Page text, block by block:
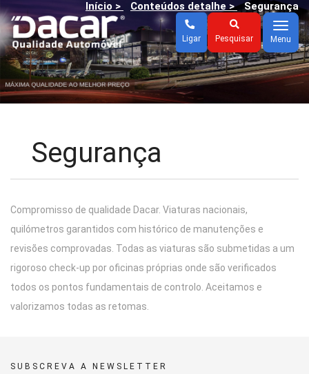
Pesquisar
Ligar
Menu
Menu
Início > Conteúdos detalhe > Segurança
Segurança
Compromisso de qualidade Dacar. Viaturas nacionais,
quilómetros garantidos com histórico de manutenções e
revisões comprovadas. Todas as viaturas são submetidas a um
rigoroso check-up por oficinas próprias onde são verificados
todos os pontos fundamentais de controlo. Aceitamos e
valorizamos todas as retomas.
SUBSCREVA A NEWSLETTER